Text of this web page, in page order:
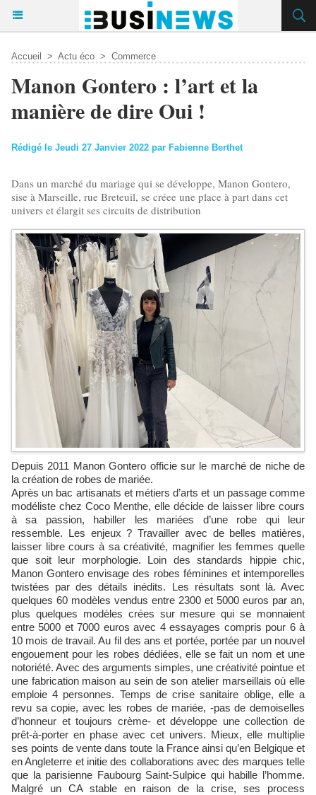
Accueil > Actu éco > Commerce
Manon Gontero : l’art et la
manière de dire Oui !
Rédigé le Jeudi 27 Janvier 2022 par Fabienne Berthet
Dans un marché du mariage qui se développe, Manon Gontero,
sise à Marseille, rue Breteuil, se créee une place à part dans cet
univers et élargit ses circuits de distribution
Depuis 2011 Manon Gontero officie sur le marché de niche de
la création de robes de mariée.
Après un bac artisanats et métiers d’arts et un passage comme
modéliste chez Coco Menthe, elle décide de laisser libre cours
à sa passion, habiller les mariées d’une robe qui leur
ressemble. Les enjeux ? Travailler avec de belles matières,
laisser libre cours à sa créativité, magnifier les femmes quelle
que soit leur morphologie. Loin des standards hippie chic,
Manon Gontero envisage des robes féminines et intemporelles
twistées par des détails inédits. Les résultats sont là. Avec
quelques 60 modèles vendus entre 2300 et 5000 euros par an,
plus quelques modèles crées sur mesure qui se monnaient
entre 5000 et 7000 euros avec 4 essayages compris pour 6 à
10 mois de travail. Au fil des ans et portée, portée par un nouvel
engouement pour les robes dédiées, elle se fait un nom et une
notoriété. Avec des arguments simples, une créativité pointue et
une fabrication maison au sein de son atelier marseillais où elle
emploie 4 personnes. Temps de crise sanitaire oblige, elle a
revu sa copie, avec les robes de mariée, -pas de demoiselles
d’honneur et toujours crème- et développe une collection de
prêt-à-porter en phase avec cet univers. Mieux, elle multiplie
ses points de vente dans toute la France ainsi qu’en Belgique et
en Angleterre et initie des collaborations avec des marques telle
que la parisienne Faubourg Saint-Sulpice qui habille l’homme.
Malgré un CA stable en raison de la crise, ses process